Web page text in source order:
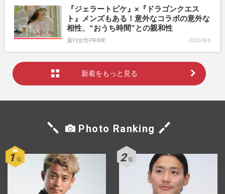
『ジェラートピケ』×『ドラゴンクエス
ト』メンズもある！意外なコラボの意外な
相性、“おうち時間”との親和性
週刊女性PRIME 2026/8/6
新着をもっと見る
Photo Ranking